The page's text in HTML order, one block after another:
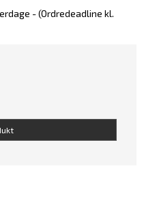
- (Ordredeadline kl.